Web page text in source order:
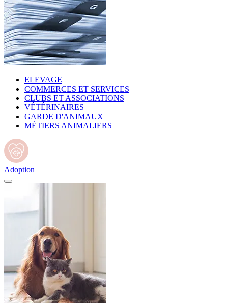
ELEVAGE
COMMERCES ET SERVICES
CLUBS ET ASSOCIATIONS
VÉTÉRINAIRES
GARDE D'ANIMAUX
MÉTIERS ANIMALIERS
Adoption